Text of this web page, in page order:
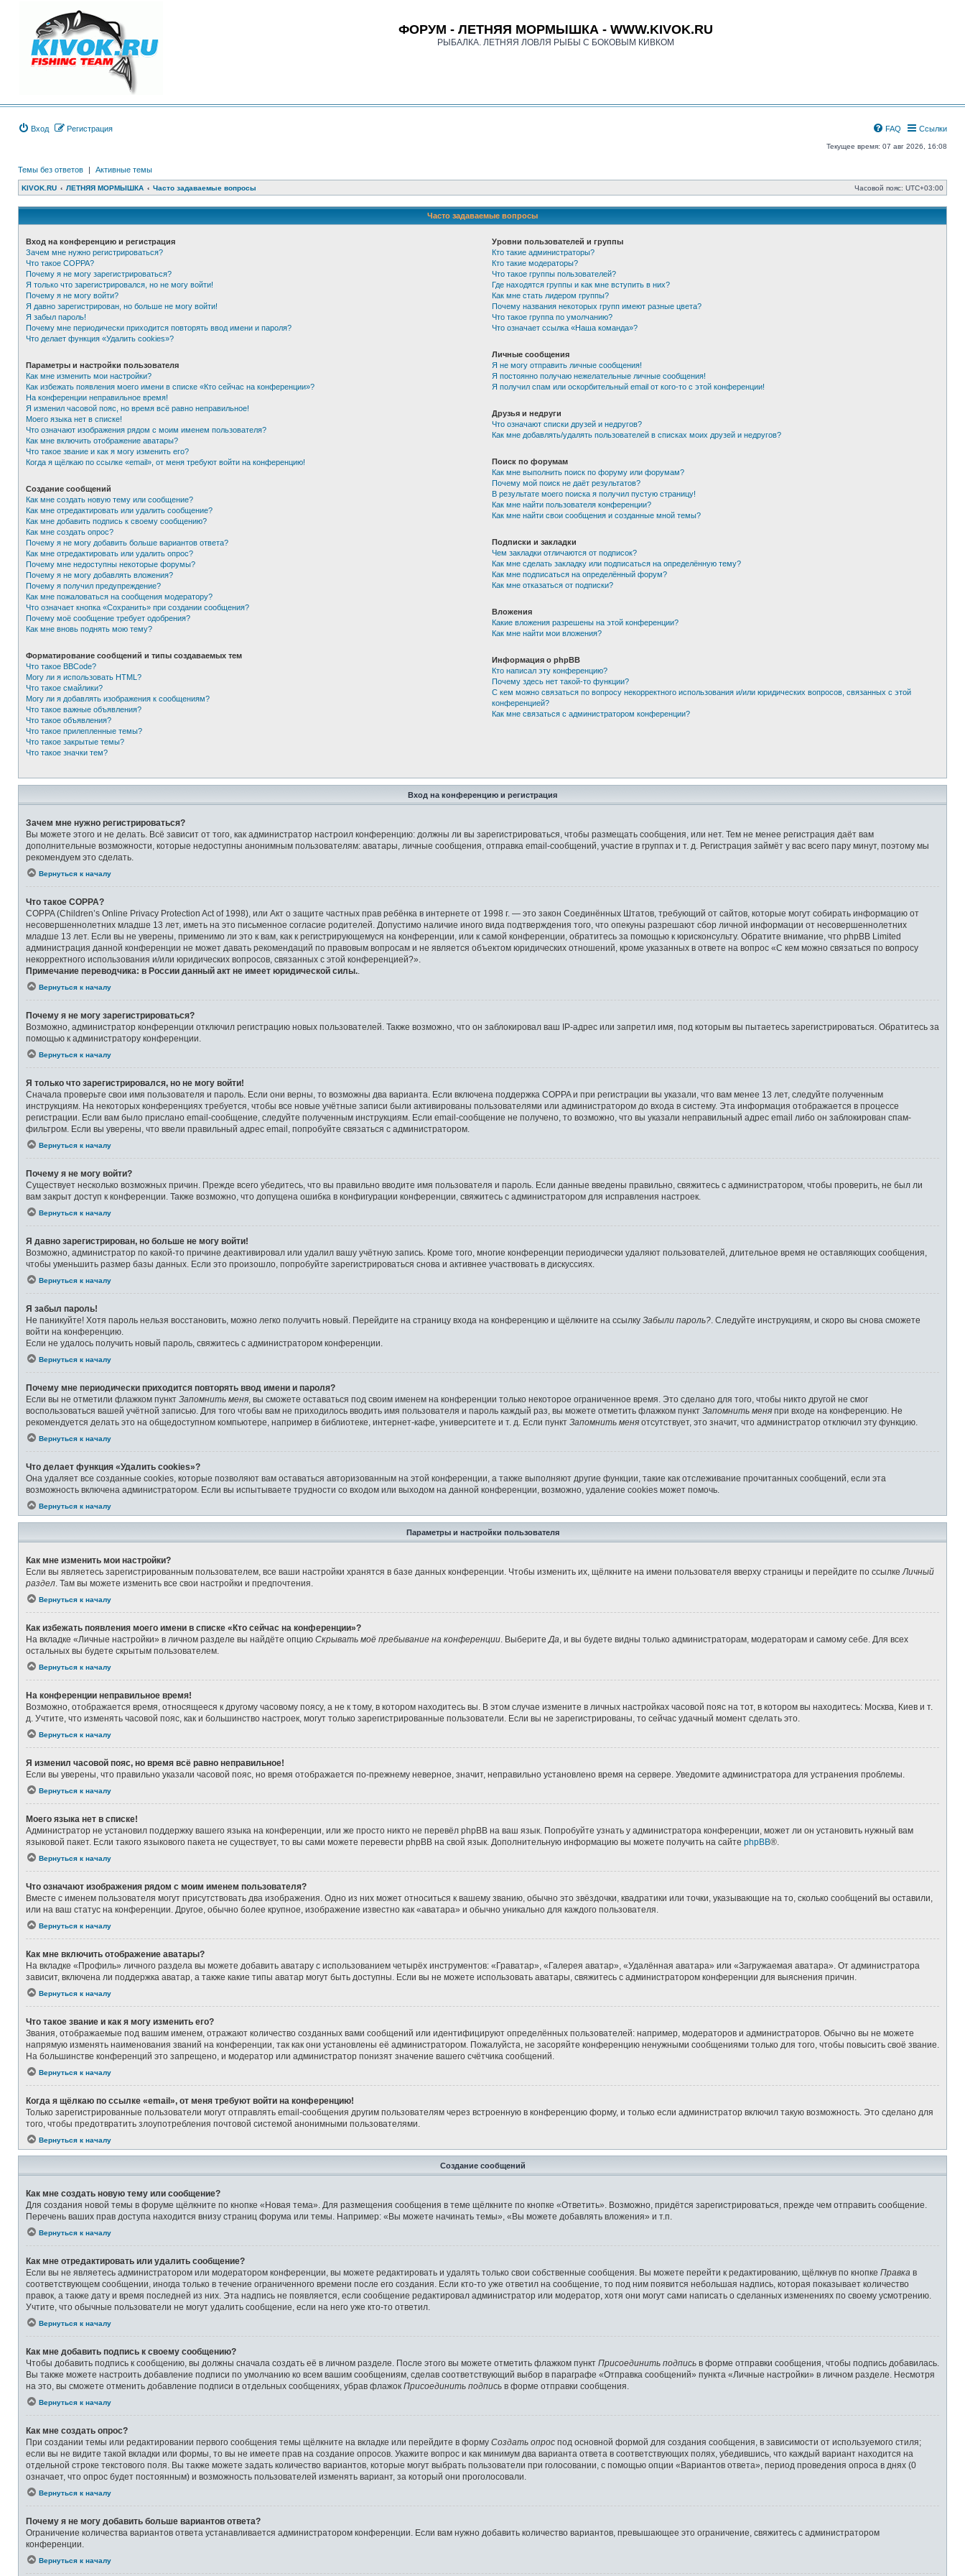
ФОРУМ - ЛЕТНЯЯ МОРМЫШКА - WWW.KIVOK.RU
РЫБАЛКА. ЛЕТНЯЯ ЛОВЛЯ РЫБЫ С БОКОВЫМ КИВКОМ
Вход Регистрация Ссылки
FAQ
Текущее время: 07 авг 2026, 16:08
Темы без ответов | Активные темы
KIVOK.RU ЛЕТНЯЯ МОРМЫШКА Часто задаваемые вопросы Часовой пояс: UTC+03:00
Часто задаваемые вопросы
Вход на конференцию и регистрация
Зачем мне нужно регистрироваться?
Что такое COPPA?
Почему я не могу зарегистрироваться?
Я только что зарегистрировался, но не могу войти!
Почему я не могу войти?
Я давно зарегистрирован, но больше не могу войти!
Я забыл пароль!
Почему мне периодически приходится повторять ввод имени и пароля?
Что делает функция «Удалить cookies»?
Параметры и настройки пользователя
Как мне изменить мои настройки?
Как избежать появления моего имени в списке «Кто сейчас на конференции»?
На конференции неправильное время!
Я изменил часовой пояс, но время всё равно неправильное!
Моего языка нет в списке!
Что означают изображения рядом с моим именем пользователя?
Как мне включить отображение аватары?
Что такое звание и как я могу изменить его?
Когда я щёлкаю по ссылке «email», от меня требуют войти на конференцию!
Создание сообщений
Как мне создать новую тему или сообщение?
Как мне отредактировать или удалить сообщение?
Как мне добавить подпись к своему сообщению?
Как мне создать опрос?
Почему я не могу добавить больше вариантов ответа?
Как мне отредактировать или удалить опрос?
Почему мне недоступны некоторые форумы?
Почему я не могу добавлять вложения?
Почему я получил предупреждение?
Как мне пожаловаться на сообщения модератору?
Что означает кнопка «Сохранить» при создании сообщения?
Почему моё сообщение требует одобрения?
Как мне вновь поднять мою тему?
Форматирование сообщений и типы создаваемых тем
Что такое BBCode?
Могу ли я использовать HTML?
Что такое смайлики?
Могу ли я добавлять изображения к сообщениям?
Что такое важные объявления?
Что такое объявления?
Что такое прилепленные темы?
Что такое закрытые темы?
Что такое значки тем?
Уровни пользователей и группы
Кто такие администраторы?
Кто такие модераторы?
Что такое группы пользователей?
Где находятся группы и как мне вступить в них?
Как мне стать лидером группы?
Почему названия некоторых групп имеют разные цвета?
Что такое группа по умолчанию?
Что означает ссылка «Наша команда»?
Личные сообщения
Я не могу отправить личные сообщения!
Я постоянно получаю нежелательные личные сообщения!
Я получил спам или оскорбительный email от кого-то с этой конференции!
Друзья и недруги
Что означают списки друзей и недругов?
Как мне добавлять/удалять пользователей в списках моих друзей и недругов?
Поиск по форумам
Как мне выполнить поиск по форуму или форумам?
Почему мой поиск не даёт результатов?
В результате моего поиска я получил пустую страницу!
Как мне найти пользователя конференции?
Как мне найти свои сообщения и созданные мной темы?
Подписки и закладки
Чем закладки отличаются от подписок?
Как мне сделать закладку или подписаться на определённую тему?
Как мне подписаться на определённый форум?
Как мне отказаться от подписки?
Вложения
Какие вложения разрешены на этой конференции?
Как мне найти мои вложения?
Информация о phpBB
Кто написал эту конференцию?
Почему здесь нет такой-то функции?
С кем можно связаться по вопросу некорректного использования и/или юридических вопросов, связанных с этой
конференцией?
Как мне связаться с администратором конференции?
Вход на конференцию и регистрация
Зачем мне нужно регистрироваться?
Вы можете этого и не делать. Всё зависит от того, как администратор настроил конференцию: должны ли вы зарегистрироваться, чтобы размещать сообщения, или нет. Тем не менее регистрация даёт вам
дополнительные возможности, которые недоступны анонимным пользователям: аватары, личные сообщения, отправка email-сообщений, участие в группах и т. д. Регистрация займёт у вас всего пару минут, поэтому мы
рекомендуем это сделать.
Вернуться к началу
Что такое COPPA?
COPPA (Children’s Online Privacy Protection Act of 1998), или Акт о защите частных прав ребёнка в интернете от 1998 г. — это закон Соединённых Штатов, требующий от сайтов, которые могут собирать информацию от
несовершеннолетних младше 13 лет, иметь на это письменное согласие родителей. Допустимо наличие иного вида подтверждения того, что опекуны разрешают сбор личной информации от несовершеннолетних
младше 13 лет. Если вы не уверены, применимо ли это к вам, как к регистрирующемуся на конференции, или к самой конференции, обратитесь за помощью к юрисконсульту. Обратите внимание, что phpBB Limited
администрация данной конференции не может давать рекомендаций по правовым вопросам и не является объектом юридических отношений, кроме указанных в ответе на вопрос «С кем можно связаться по вопросу
некорректного использования и/или юридических вопросов, связанных с этой конференцией?».
Примечание переводчика: в России данный акт не имеет юридической силы.
Вернуться к началу
Почему я не могу зарегистрироваться?
Возможно, администратор конференции отключил регистрацию новых пользователей. Также возможно, что он заблокировал ваш IP-адрес или запретил имя, под которым вы пытаетесь зарегистрироваться. Обратитесь за
помощью к администратору конференции.
Вернуться к началу
Я только что зарегистрировался, но не могу войти!
Сначала проверьте свои имя пользователя и пароль. Если они верны, то возможны два варианта. Если включена поддержка COPPA и при регистрации вы указали, что вам менее 13 лет, следуйте полученным
инструкциям. На некоторых конференциях требуется, чтобы все новые учётные записи были активированы пользователями или администратором до входа в систему. Эта информация отображается в процессе
регистрации. Если вам было прислано email-сообщение, следуйте полученным инструкциям. Если email-сообщение не получено, то возможно, что вы указали неправильный адрес email либо он заблокирован спам-
фильтром. Если вы уверены, что ввели правильный адрес email, попробуйте связаться с администратором.
Вернуться к началу
Почему я не могу войти?
Существует несколько возможных причин. Прежде всего убедитесь, что вы правильно вводите имя пользователя и пароль. Если данные введены правильно, свяжитесь с администратором, чтобы проверить, не был ли
вам закрыт доступ к конференции. Также возможно, что допущена ошибка в конфигурации конференции, свяжитесь с администратором для исправления настроек.
Вернуться к началу
Я давно зарегистрирован, но больше не могу войти!
Возможно, администратор по какой-то причине деактивировал или удалил вашу учётную запись. Кроме того, многие конференции периодически удаляют пользователей, длительное время не оставляющих сообщения,
чтобы уменьшить размер базы данных. Если это произошло, попробуйте зарегистрироваться снова и активнее участвовать в дискуссиях.
Вернуться к началу
Я забыл пароль!
Не паникуйте! Хотя пароль нельзя восстановить, можно легко получить новый. Перейдите на страницу входа на конференцию и щёлкните на ссылку Забыли пароль? . Следуйте инструкциям, и скоро вы снова сможете
войти на конференцию.
Если не удалось получить новый пароль, свяжитесь с администратором конференции.
Вернуться к началу
Почему мне периодически приходится повторять ввод имени и пароля?
Если вы не отметили флажком пункт Запомнить меня , вы сможете оставаться под своим именем на конференции только некоторое ограниченное время. Это сделано для того, чтобы никто другой не смог
воспользоваться вашей учётной записью. Для того чтобы вам не приходилось вводить имя пользователя и пароль каждый раз, вы можете отметить флажком пункт Запомнить меня при входе на конференцию. Не
рекомендуется делать это на общедоступном компьютере, например в библиотеке, интернет-кафе, университете и т. д. Если пункт Запомнить меня отсутствует, это значит, что администратор отключил эту функцию.
Вернуться к началу
Что делает функция «Удалить cookies»?
Она удаляет все созданные cookies, которые позволяют вам оставаться авторизованным на этой конференции, а также выполняют другие функции, такие как отслеживание прочитанных сообщений, если эта
возможность включена администратором. Если вы испытываете трудности со входом или выходом на данной конференции, возможно, удаление cookies может помочь.
Вернуться к началу
Параметры и настройки пользователя
Как мне изменить мои настройки?
Если вы являетесь зарегистрированным пользователем, все ваши настройки хранятся в базе данных конференции. Чтобы изменить их, щёлкните на имени пользователя вверху страницы и перейдите по ссылке Личный
раздел . Там вы можете изменить все свои настройки и предпочтения.
Вернуться к началу
Как избежать появления моего имени в списке «Кто сейчас на конференции»?
На вкладке «Личные настройки» в личном разделе вы найдёте опцию Скрывать моё пребывание на конференции . Выберите Да , и вы будете видны только администраторам, модераторам и самому себе. Для всех
остальных вы будете скрытым пользователем.
Вернуться к началу
На конференции неправильное время!
Возможно, отображается время, относящееся к другому часовому поясу, а не к тому, в котором находитесь вы. В этом случае измените в личных настройках часовой пояс на тот, в котором вы находитесь: Москва, Киев и т.
д. Учтите, что изменять часовой пояс, как и большинство настроек, могут только зарегистрированные пользователи. Если вы не зарегистрированы, то сейчас удачный момент сделать это.
Вернуться к началу
Я изменил часовой пояс, но время всё равно неправильное!
Если вы уверены, что правильно указали часовой пояс, но время отображается по-прежнему неверное, значит, неправильно установлено время на сервере. Уведомите администратора для устранения проблемы.
Вернуться к началу
Моего языка нет в списке!
Администратор не установил поддержку вашего языка на конференции, или же просто никто не перевёл phpBB на ваш язык. Попробуйте узнать у администратора конференции, может ли он установить нужный вам
языковой пакет. Если такого языкового пакета не существует, то вы сами можете перевести phpBB на свой язык. Дополнительную информацию вы можете получить на сайте phpBB®.
Вернуться к началу
Что означают изображения рядом с моим именем пользователя?
Вместе с именем пользователя могут присутствовать два изображения. Одно из них может относиться к вашему званию, обычно это звёздочки, квадратики или точки, указывающие на то, сколько сообщений вы оставили,
или на ваш статус на конференции. Другое, обычно более крупное, изображение известно как «аватара» и обычно уникально для каждого пользователя.
Вернуться к началу
Как мне включить отображение аватары?
На вкладке «Профиль» личного раздела вы можете добавить аватару с использованием четырёх инструментов: «Граватар», «Галерея аватар», «Удалённая аватара» или «Загружаемая аватара». От администратора
зависит, включена ли поддержка аватар, а также какие типы аватар могут быть доступны. Если вы не можете использовать аватары, свяжитесь с администратором конференции для выяснения причин.
Вернуться к началу
Что такое звание и как я могу изменить его?
Звания, отображаемые под вашим именем, отражают количество созданных вами сообщений или идентифицируют определённых пользователей: например, модераторов и администраторов. Обычно вы не можете
напрямую изменять наименования званий на конференции, так как они установлены её администратором. Пожалуйста, не засоряйте конференцию ненужными сообщениями только для того, чтобы повысить своё звание.
На большинстве конференций это запрещено, и модератор или администратор понизят значение вашего счётчика сообщений.
Вернуться к началу
Когда я щёлкаю по ссылке «email», от меня требуют войти на конференцию!
Только зарегистрированные пользователи могут отправлять email-сообщения другим пользователям через встроенную в конференцию форму, и только если администратор включил такую возможность. Это сделано для
того, чтобы предотвратить злоупотребления почтовой системой анонимными пользователями.
Вернуться к началу
Создание сообщений
Как мне создать новую тему или сообщение?
Для создания новой темы в форуме щёлкните по кнопке «Новая тема». Для размещения сообщения в теме щёлкните по кнопке «Ответить». Возможно, придётся зарегистрироваться, прежде чем отправить сообщение.
Перечень ваших прав доступа находится внизу страниц форума или темы. Например: «Вы можете начинать темы», «Вы можете добавлять вложения» и т.п.
Вернуться к началу
Как мне отредактировать или удалить сообщение?
Если вы не являетесь администратором или модератором конференции, вы можете редактировать и удалять только свои собственные сообщения. Вы можете перейти к редактированию, щёлкнув по кнопке Правка в
соответствующем сообщении, иногда только в течение ограниченного времени после его создания. Если кто-то уже ответил на сообщение, то под ним появится небольшая надпись, которая показывает количество
правок, а также дату и время последней из них. Эта надпись не появляется, если сообщение редактировал администратор или модератор, хотя они могут сами написать о сделанных изменениях по своему усмотрению.
Учтите, что обычные пользователи не могут удалить сообщение, если на него уже кто-то ответил.
Вернуться к началу
Как мне добавить подпись к своему сообщению?
Чтобы добавить подпись к сообщению, вы должны сначала создать её в личном разделе. После этого вы можете отметить флажком пункт Присоединить подпись в форме отправки сообщения, чтобы подпись добавилась.
Вы также можете настроить добавление подписи по умолчанию ко всем вашим сообщениям, сделав соответствующий выбор в параграфе «Отправка сообщений» пункта «Личные настройки» в личном разделе. Несмотря
на это, вы сможете отменить добавление подписи в отдельных сообщениях, убрав флажок Присоединить подпись в форме отправки сообщения.
Вернуться к началу
Как мне создать опрос?
При создании темы или редактировании первого сообщения темы щёлкните на вкладке или перейдите в форму Создать опрос под основной формой для создания сообщения, в зависимости от используемого стиля;
если вы не видите такой вкладки или формы, то вы не имеете прав на создание опросов. Укажите вопрос и как минимум два варианта ответа в соответствующих полях, убедившись, что каждый вариант находится на
отдельной строке текстового поля. Вы также можете задать количество вариантов, которые могут выбрать пользователи при голосовании, с помощью опции «Вариантов ответа», период проведения опроса в днях (0
означает, что опрос будет постоянным) и возможность пользователей изменять вариант, за который они проголосовали.
Вернуться к началу
Почему я не могу добавить больше вариантов ответа?
Ограничение количества вариантов ответа устанавливается администратором конференции. Если вам нужно добавить количество вариантов, превышающее это ограничение, свяжитесь с администратором
конференции.
Вернуться к началу